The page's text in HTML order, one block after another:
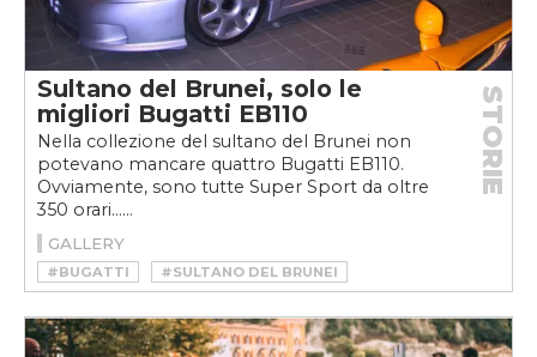
Sultano del Brunei, solo le
migliori Bugatti EB110
Nella collezione del sultano del Brunei non
potevano mancare quattro Bugatti EB110.
Ovviamente, sono tutte Super Sport da oltre
350 orari......
STORIE
GALLERY
#BUGATTI #SULTANO DEL BRUNEI